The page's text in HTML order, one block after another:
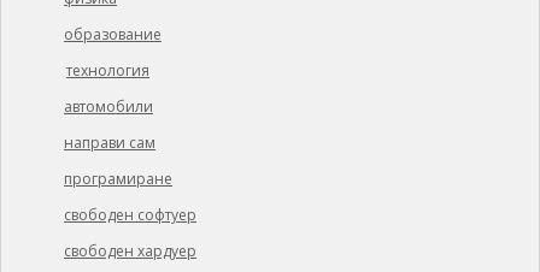
образование
технология
автомобили
направи сам
програмиране
свободен софтуер
свободен хардуер